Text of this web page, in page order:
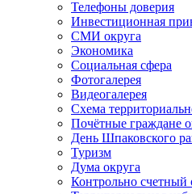
Телефоны доверия
Инвестиционная
СМИ округа
Экономика
Социальная сфера
Фотогалерея
Видеогалерея
Схема
Почётные граждане
День Шпаковского
Туризм
Дума округа
Контрольно счетный